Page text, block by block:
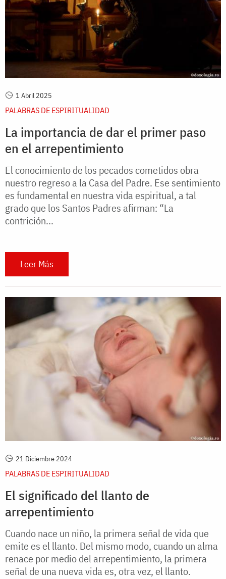
1 Abril 2025
PALABRAS DE ESPIRITUALIDAD
La importancia de dar el primer paso
en el arrepentimiento
El conocimiento de los pecados cometidos obra
nuestro regreso a la Casa del Padre. Ese sentimiento
es fundamental en nuestra vida espiritual, a tal
grado que los Santos Padres afirman: “La
contrición...
Leer Más
21 Diciembre 2024
PALABRAS DE ESPIRITUALIDAD
El significado del llanto de
arrepentimiento
Cuando nace un niño, la primera señal de vida que
emite es el llanto. Del mismo modo, cuando un alma
renace por medio del arrepentimiento, la primera
señal de una nueva vida es, otra vez, el llanto.